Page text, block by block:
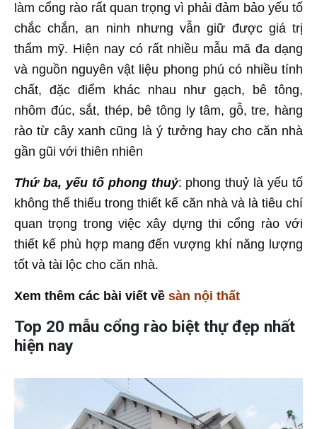
làm cổng rào rất quan trọng vì phải đảm bảo yếu tố
chắc chắn, an ninh nhưng vẫn giữ được giá trị
thẩm mỹ. Hiện nay có rất nhiều mẫu mã đa dạng
và nguồn nguyên vật liệu phong phú có nhiều tính
chất, đặc điểm khác nhau như gạch, bê tông,
nhôm đúc, sắt, thép, bê tông ly tâm, gỗ, tre, hàng
rào từ cây xanh cũng là ý tưởng hay cho căn nhà
gần gũi với thiên nhiên
Thứ ba, yếu tố phong thuỷ: phong thuỷ là yếu tố
không thể thiếu trong thiết kế căn nhà và là tiêu chí
quan trọng trong việc xây dựng thi cổng rào với
thiết kế phù hợp mang đến vượng khí năng lượng
tốt và tài lộc cho căn nhà.
Xem thêm các bài viết về sàn nội thất
Top 20 mẫu cổng rào biệt thự đẹp nhất
hiện nay